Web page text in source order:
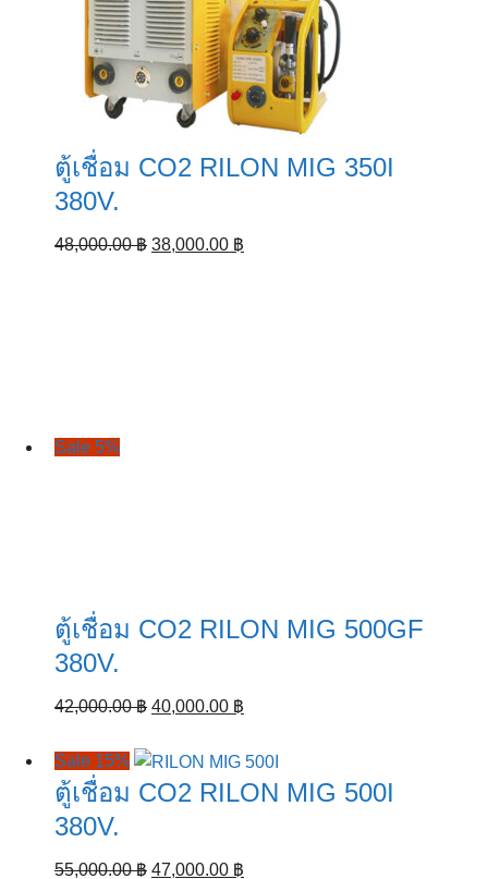
ตู้เชื่อม CO2 RILON MIG 350I
380V.
48,000.00฿ Original
38,000.00 ฿
Sale 5%
ตู้เชื่อม CO2 RILON MIG 500GF
380V.
42,000.00฿ Original
was:
42,000.00 ฿.
40,000.00 ฿
is:
40,000.00 ฿.
Sale 15%
ตู้เชื่อม CO2 RILON MIG 500I
380V.
55,000.00฿ Original
47,000.00 ฿